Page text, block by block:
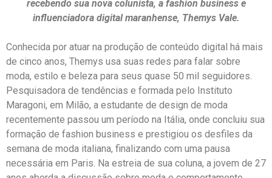
recebendo sua nova colunista, a fashion business e
influenciadora digital maranhense, Themys Vale.
Conhecida por atuar na produção de conteúdo digital há mais
de cinco anos, Themys usa suas redes para falar sobre
moda, estilo e beleza para seus quase 50 mil seguidores.
Pesquisadora de tendências e formada pelo Instituto
Maragoni, em Milão, a estudante de design de moda
recentemente passou um período na Itália, onde concluiu sua
formação de fashion business e prestigiou os desfiles da
semana de moda italiana, finalizando com uma pausa
necessária em Paris. Na estreia de sua coluna, a jovem de 27